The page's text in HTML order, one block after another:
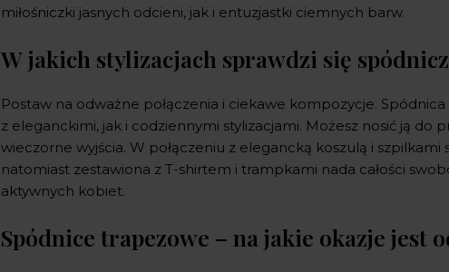
miłośniczki jasnych odcieni, jak i entuzjastki ciemnych barw.
W jakich stylizacjach sprawdzi się
Postaw na odważne połączenia i ciekawe kompozycje.
z eleganckimi, jak i codziennymi stylizacjami. Możesz nosić ją do
wieczorne wyjścia. W połączeniu z elegancką koszulą i
natomiast zestawiona z T-shirtem i trampkami nada całości
aktywnych kobiet.
Spódnice trapezowe – na jakie okazje jest